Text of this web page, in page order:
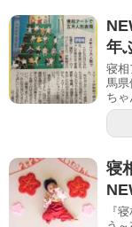
年
寝相
馬
ちゃ
寝
『